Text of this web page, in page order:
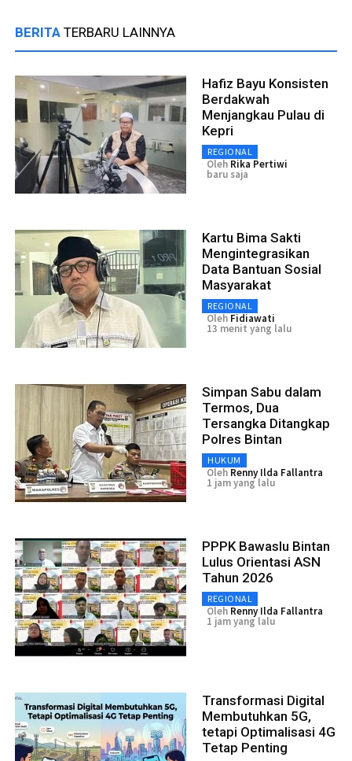
BERITA TERBARU LAINNYA
Hafiz Bayu Konsisten
Berdakwah
Menjangkau Pulau di
Kepri
REGIONAL
Oleh Rika Pertiwi
baru saja
Kartu Bima Sakti
Mengintegrasikan
Data Bantuan Sosial
Masyarakat
REGIONAL
Oleh Fidiawati
13 menit yang lalu
Simpan Sabu dalam
Termos, Dua
Tersangka Ditangkap
Polres Bintan
HUKUM
Oleh Renny Ilda Fallantra
1 jam yang lalu
PPPK Bawaslu Bintan
Lulus Orientasi ASN
Tahun 2026
REGIONAL
Oleh Renny Ilda Fallantra
1 jam yang lalu
Transformasi Digital
Membutuhkan 5G,
tetapi Optimalisasi 4G
Tetap Penting